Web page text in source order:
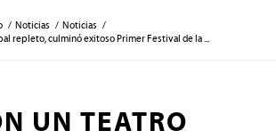
/ Noticias / Noticias /
repleto, culminó exitoso Primer Festival de la ...
UN TEATRO